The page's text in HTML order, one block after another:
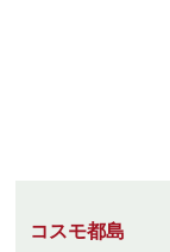
コスモ都島